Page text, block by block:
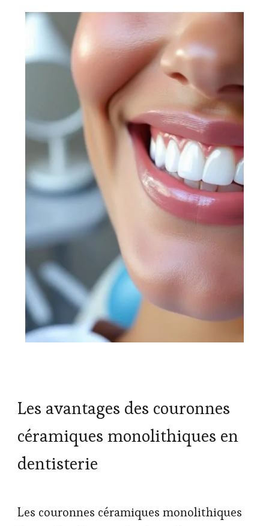
Les avantages des couronnes
céramiques monolithiques en
dentisterie
Les couronnes céramiques monolithiques